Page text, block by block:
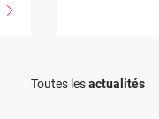
Toutes lesactualités